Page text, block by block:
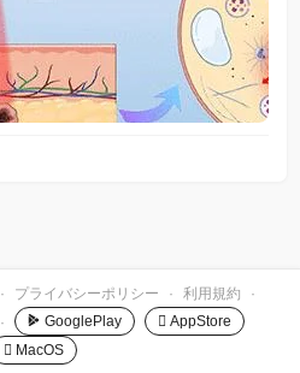
· プライバシーポリシー · 利用規約
·
· GooglePlay
 AppStore
 MacOS